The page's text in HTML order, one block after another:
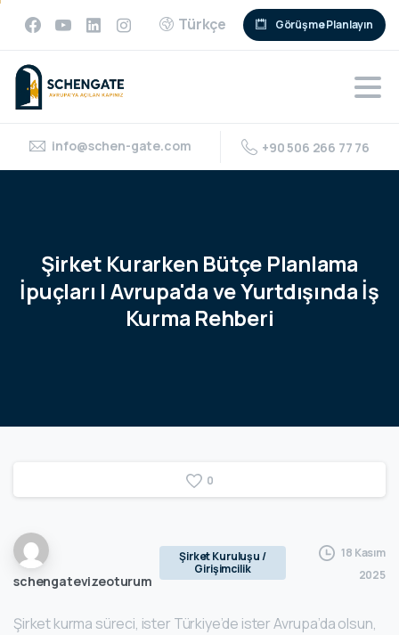
Türkçe Görüşme Planlayın
info@schen-gate.com +90 506 266 77 76
Şirket Kurarken Bütçe Planlama
İpuçları | Avrupa'daveYurtdışındaİş
Kurma Rehberi
0
schengatevizeoturum
Şirket Kuruluşu /
Girişimcilik
18 Kasım
2025
Şirket kurma süreci, ister Türkiye’de ister Avrupa’da olsun,